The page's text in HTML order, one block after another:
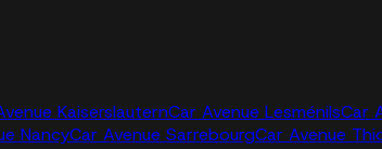
KaiserslauternCar Avenue LesménilsCar
NancyCar Avenue SarrebourgCar Avenue